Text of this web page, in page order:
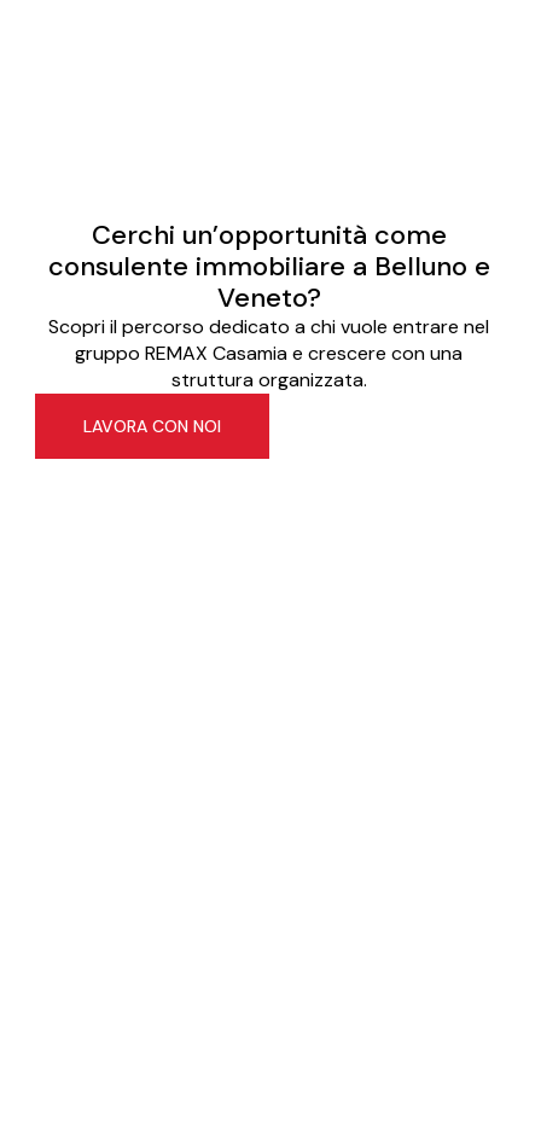
Cerchi un’opportunità come
consulente immobiliare a Belluno e
Veneto?
Scopri il percorso dedicato a chi vuole entrare nel
gruppo REMAX Casamia e crescere con una
struttura organizzata.
LAVORA CON NOI